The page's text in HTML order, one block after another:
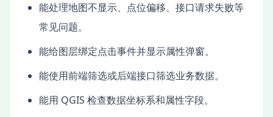
能处理地图不显示、点位偏移、接口请求失败等
常见问题。
能给图层绑定点击事件并显示属性弹窗。
能使用前端筛选或后端接口筛选业务数据。
能用 QGIS 检查数据坐标系和属性字段。